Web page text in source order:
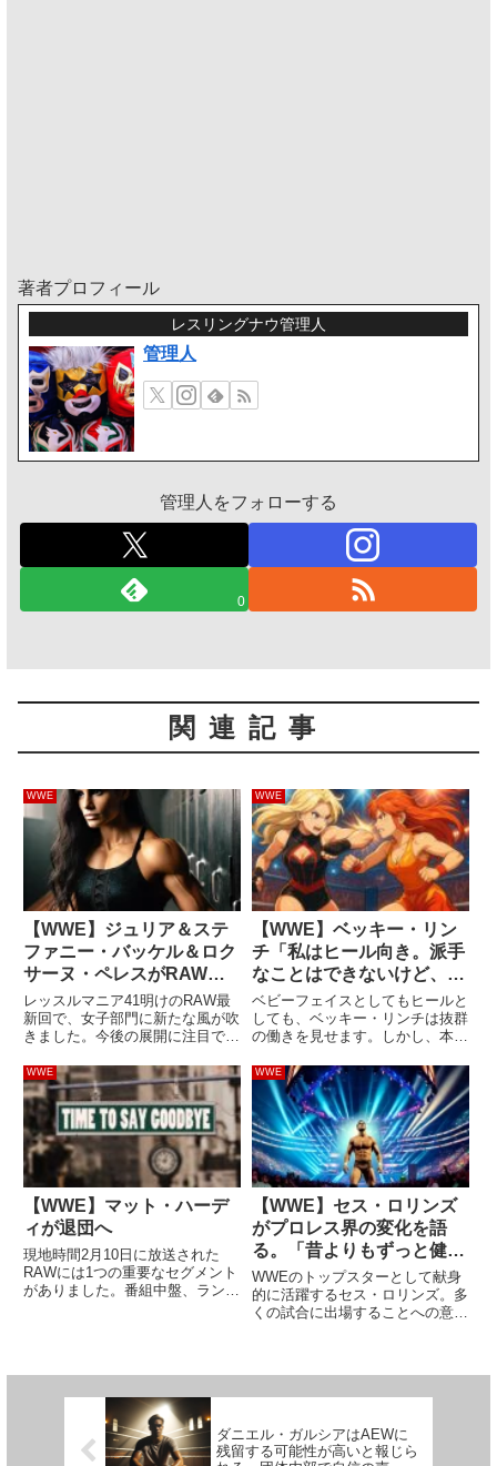
著者プロフィール
レスリングナウ管理人
管理人
管理人をフォローする
0
関連記事
WWE
【WWE】ジュリア＆ステ
ファニー・バッケル＆ロク
サーヌ・ペレスがRAWに
登場！イヨ・スカイ＆リ
ア・リプリーと対峙
レッスルマニア41明けのRAW最
新回で、女子部門に新たな風が吹
きました。今後の展開に注目で
リプリーとビアンカ・ブレアを下
し、WWE女子世界王座を防衛し
たイヨ・スカイ。この試合は2日
間のレッスルマニア41を通して...
WWE
【WWE】ベッキー・リン
チ「私はヒール向き。派手
なことはできないけど、相
手を引き立てられる」
ベビーフェイスとしてもヒールと
しても、ベッキー・リンチは抜群
の働きを見せます。しかし、本人
か…？コーディ・ローデスの
Podcast番組に出演した彼女は、
その答えを語りました。彼女自身
は「ヒールの方が向いている」...
WWE
【WWE】マット・ハーデ
ィが退団へ
現地時間2月10日に放送された
RAWには1つの重要なセグメント
がありました。番組中盤、ランデ
れ、オートンを問い詰めます。
WWE
【WWE】セス・ロリンズ
がプロレス界の変化を語
る。「昔よりもずっと健
全。試合数が減って、収入
が増えた」
WWEのトップスターとして献身
的に活躍するセス・ロリンズ。多
くの試合に出場することへの意欲
ー・リンチと4歳の娘ルーとの
ダニエル・ガルシアはAEWに
残留する可能性が高いと報じら